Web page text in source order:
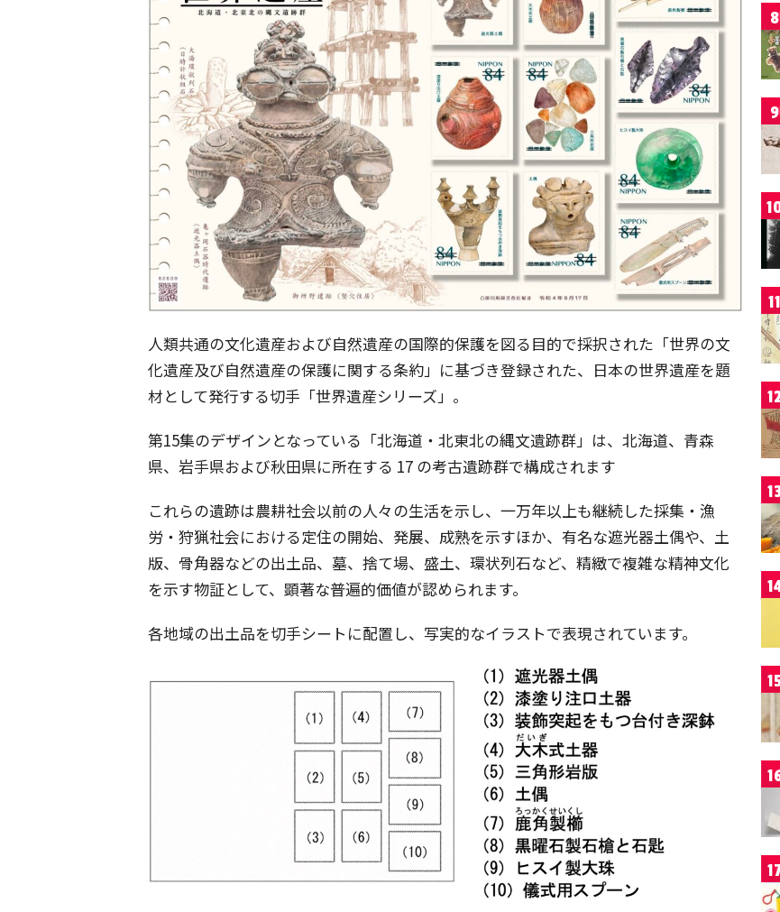
人類共通の文化遺産および自然遺産の国際的保護を図る目的で採択された「世界の文
化遺産及び自然遺産の保護に関する条約」に基づき登録された、日本の世界遺産を題
材として発行する切手「世界遺産シリーズ」。
第15集のデザインとなっている「北海道・北東北の縄文遺跡群」は、北海道、青森
県、岩手県および秋田県に所在する 17 の考古遺跡群で構成されます
これらの遺跡は農耕社会以前の人々の生活を示し、一万年以上も継続した採集・漁
労・狩猟社会における定住の開始、発展、成熟を示すほか、有名な遮光器土偶や、土
版、骨角器などの出土品、墓、捨て場、盛土、環状列石など、精緻で複雑な精神文化
を示す物証として、顕著な普遍的価値が認められます。
各地域の出土品を切手シートに配置し、写実的なイラストで表現されています。
8
9
11